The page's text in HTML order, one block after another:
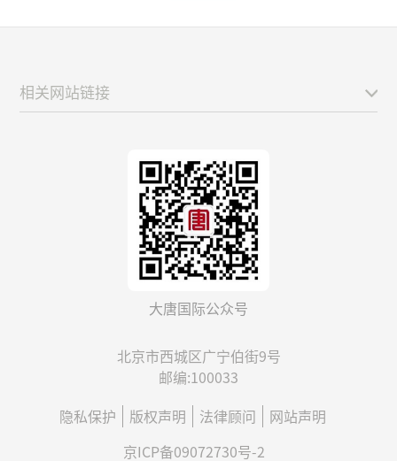
大唐国际公众号
北京市西城区广宁伯街9号
邮编:100033
隐私保护
版权声明 法律顾问
网站声明
京ICP备09072730号-2
相关网站链接